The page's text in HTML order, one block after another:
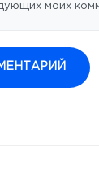
моих